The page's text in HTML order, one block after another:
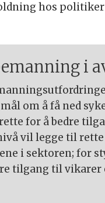
hos
i
om å få ned
for å bedre
vil legge til rette
i sektoren; for
tilgang til vikarer